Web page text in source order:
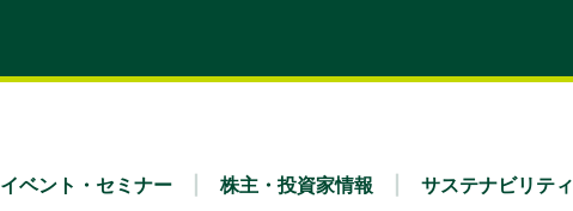
イベント・セミナー 株主・投資家情報 サステナビリティ